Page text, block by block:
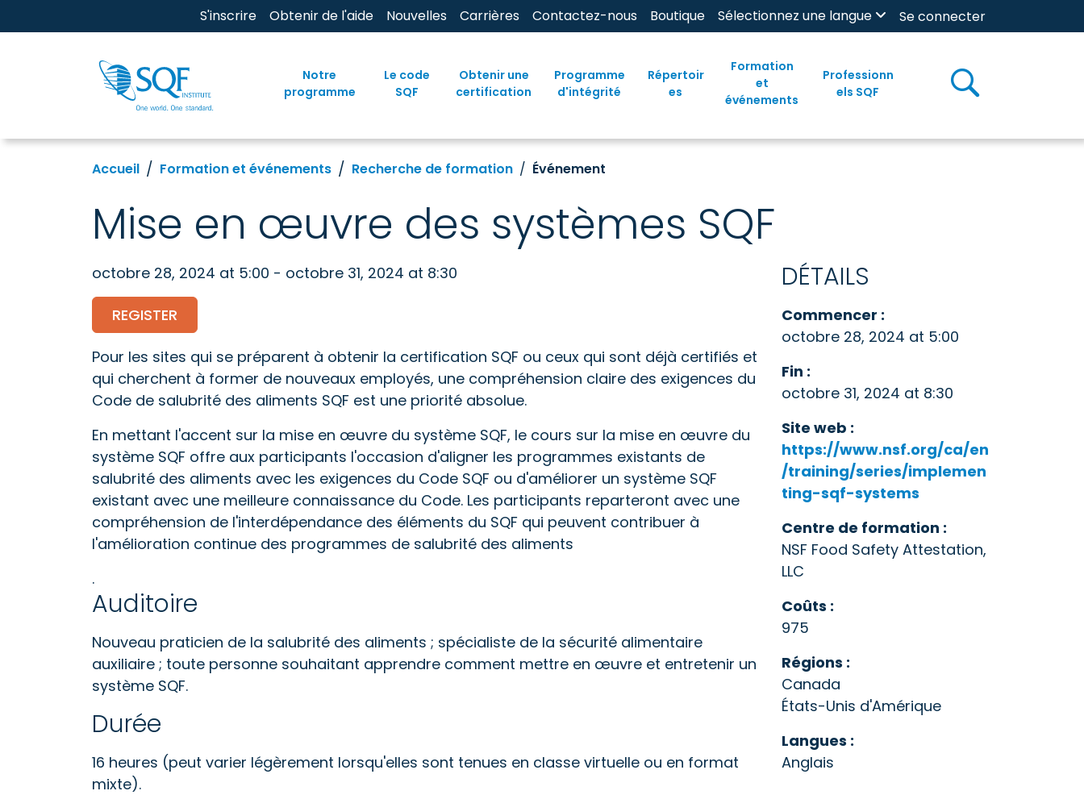
S'inscrire Obtenir de l'aide Nouvelles Carrières Contactez-nous Boutique Sélectionnez une langue Se connecter
Notre
programme
Le code
SQF
Obtenir une
certification
Programme
d'intégrité
Répertoir
es
Formation
et
événements
Professionn
els SQF
Accueil Formation et événements Recherche de formation Événement
Mise en œuvre des systèmes SQF
octobre 28, 2024 at 5:00 - octobre 31, 2024 at 8:30
REGISTER
Pour les sites qui se préparent à obtenir la certification SQF ou ceux qui sont déjà certifiés et
qui cherchent à former de nouveaux employés, une compréhension claire des exigences du
Code de salubrité des aliments SQF est une priorité absolue.
En mettant l'accent sur la mise en œuvre du système SQF, le cours sur la mise en œuvre du
système SQF offre aux participants l'occasion d'aligner les programmes existants de
salubrité des aliments avec les exigences du Code SQF ou d'améliorer un système SQF
existant avec une meilleure connaissance du Code. Les participants reparteront avec une
compréhension de l'interdépendance des éléments du SQF qui peuvent contribuer à
l'amélioration continue des programmes de salubrité des aliments
.
Auditoire
Nouveau praticien de la salubrité des aliments ; spécialiste de la sécurité alimentaire
auxiliaire ; toute personne souhaitant apprendre comment mettre en œuvre et entretenir un
système SQF.
Durée
16 heures (peut varier légèrement lorsqu'elles sont tenues en classe virtuelle ou en format
mixte).
DÉTAILS
Commencer :
octobre 28, 2024 at 5:00
Fin :
octobre 31, 2024 at 8:30
Site web :
https://www.nsf.org/ca/en
/training/series/implemen
ting-sqf-systems
Centre de formation :
NSF Food Safety Attestation,
LLC
Coûts :
975
Régions :
Canada
États-Unis d'Amérique
Langues :
Anglais